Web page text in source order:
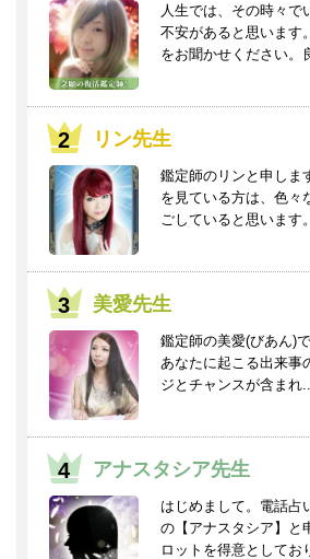
人生では、その時々で
不安があると思います
をお聞かせください。
リン先生
鑑定師のリンと申しま
を見ている方は、色々
ごしていると思います
美愛先生
鑑定師の美愛(びあん)
あなたに起こる出来事
ジとチャンスが含まれ...
アナスタシア先生
はじめまして。電話占
の【アナスタシア】と
ロットを得意としてお